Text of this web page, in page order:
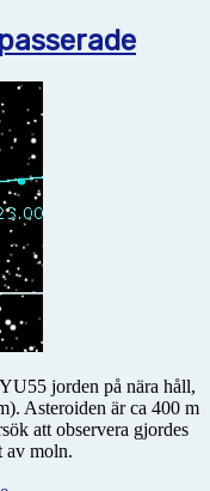
jorden på nära håll,
Asteroiden är ca 400 m
att observera gjordes
av moln.